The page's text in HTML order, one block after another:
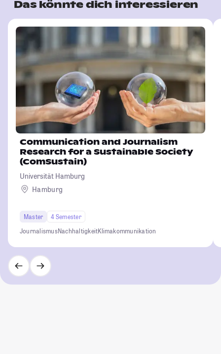
Das könnte dich interessieren
Communication and Journalism
Research for a Sustainable Society
(ComSustain)
Universität Hamburg
Hamburg
Master
4 Semester
JournalismusNachhaltigkeitKlimakommunikation